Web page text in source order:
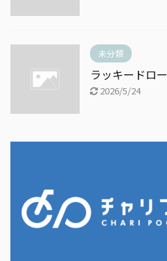
未分類
ラッキードロ
2026/5/24